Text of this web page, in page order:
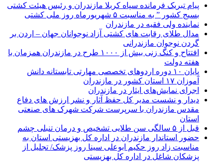
پیام تبریک فرمانده سپاه کربلا مازندران و رئیس هیئت کشتی
بسیج کشور ” به مناسبت ۵ شهریورماه روز ملی کشتی
نماينده ولی فقیه در مازندران
مدال طلای رقابت های کشتی آزاد نوجوانان جهان – اردن بر
گردن نوجوان مازندرانی
افتتاح و کنگ زنی بیش از ۱۰۰۰ طرح در مازندران همزمان با
هفته دولت
پایان ۱۰ دوره اردوهای تخصصی مهارتی تابستانه دانش
آموزان ۱۷ استان کشور در مازندران
اجرای نمایش‌های ایثار در مازندران
دیدار و نشست مدیر کل حفظ آثار و نشر ارزش های دفاع
مقدس مازندران با سرپرست شرکت شهرک های صنعتی
استان
قبل از ۵ سالگی سن طلایی تشخیص و درمان تنبلی چشم
حضور استاندار مازندران در اداره کل بهزیستی استان به
مناسبت زاد روز حکیم ابوعلی سینا روز پزشک/ تجلیل از
پزشکان شاغل در اداره کل بهزیستی